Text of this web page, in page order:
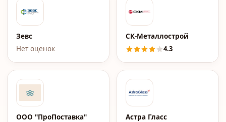
Зевс
Нет оценок
СК-Металлострой
4.3
ООО "ПроПоставка"
Астра Гласс